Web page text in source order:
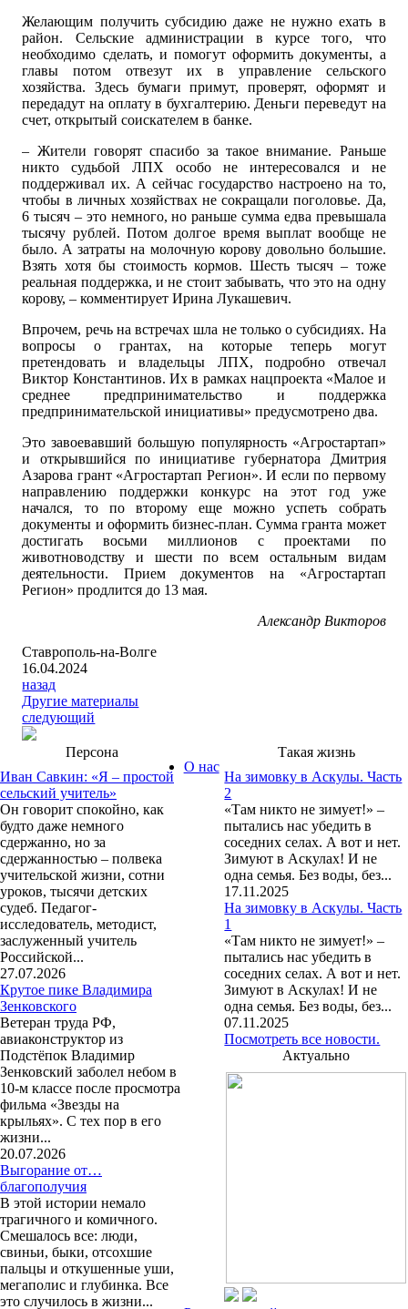
Желающим получить субсидию даже не нужно ехать в
район. Сельские администрации в курсе того, что
необходимо сделать, и помогут оформить документы, а
главы потом отвезут их в управление сельского
хозяйства. Здесь бумаги примут, проверят, оформят и
передадут на оплату в бухгалтерию. Деньги переведут на
счет, открытый соискателем в банке.
– Жители говорят спасибо за такое внимание. Раньше
никто судьбой ЛПХ особо не интересовался и не
поддерживал их. А сейчас государство настроено на то,
чтобы в личных хозяйствах не сокращали поголовье. Да,
6 тысяч – это немного, но раньше сумма едва превышала
тысячу рублей. Потом долгое время выплат вообще не
было. А затраты на молочную корову довольно большие.
Взять хотя бы стоимость кормов. Шесть тысяч – тоже
реальная поддержка, и не стоит забывать, что это на одну
корову, – комментирует Ирина Лукашевич.
Впрочем, речь на встречах шла не только о субсидиях. На
вопросы о грантах, на которые теперь могут
претендовать и владельцы ЛПХ, подробно отвечал
Виктор Константинов. Их в рамках нацпроекта «Малое и
среднее предпринимательство и поддержка
предпринимательской инициативы» предусмотрено два.
Это завоевавший большую популярность «Агростартап»
и открывшийся по инициативе губернатора Дмитрия
Азарова грант «Агростартап Регион». И если по первому
направлению поддержки конкурс на этот год уже
начался, то по второму еще можно успеть собрать
документы и оформить бизнес-план. Сумма гранта может
достигать восьми миллионов с проектами по
животноводству и шести по всем остальным видам
деятельности. Прием документов на «Агростартап
Регион» продлится до 13 мая.
Александр Викторов
Ставрополь-на-Волге
16.04.2024
назад
Другие материалы
следующий
Персона
Иван Савкин: «Я – простой
сельский учитель»
Он говорит спокойно, как
будто даже немного
сдержанно, но за
сдержанностью – полвека
учительской жизни, сотни
уроков, тысячи детских
судеб. Педагог-
исследователь, методист,
заслуженный учитель
Российской...
27.07.2026
Крутое пике Владимира
Зенковского
Ветеран труда РФ,
авиаконструктор из
Подстёпок Владимир
Зенковский заболел небом в
10-м классе после просмотра
фильма «Звезды на
крыльях». С тех пор в его
жизни...
20.07.2026
Выгорание от…
благополучия
В этой истории немало
трагичного и комичного.
Смешалось все: люди,
свиньи, быки, отсохшие
пальцы и откушенные уши,
мегаполис и глубинка. Все
это случилось в жизни...
Такая жизнь
На зимовку в Аскулы. Часть
2
«Там никто не зимует!» –
пытались нас убедить в
соседних селах. А вот и нет.
Зимуют в Аскулах! И не
одна семья. Без воды, без...
17.11.2025
На зимовку в Аскулы. Часть
1
«Там никто не зимует!» –
пытались нас убедить в
соседних селах. А вот и нет.
Зимуют в Аскулах! И не
одна семья. Без воды, без...
07.11.2025
Посмотреть все новости.
Актуально
О нас